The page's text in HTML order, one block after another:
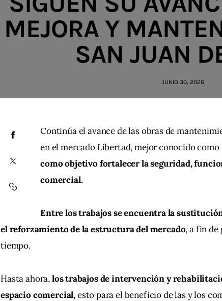
MEJORA Y
SAN JUAN
JUNIO 30, 2026
Continúa el avance de las obras de
en el mercado Libertad, mejor conocido como
como objetivo fortalecer la seguridad,
comercial.
Entre los trabajos se encuentra la
el reforzamiento de la estructura del mercado, a fin de
tiempo.
Hasta ahora, los trabajos de intervención y
espacio comercial, esto para el beneficio de las y los